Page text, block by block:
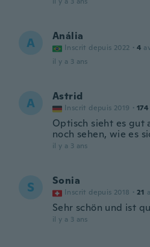
A Anália
Inscrit depuis 2022 · 4
il y a 3 ans
A Astrid
Inscrit depuis 2019 · 174
Optisch sieht es gut
noch sehen, wie es
il y a 3 ans
S Sonia
Inscrit depuis 2018 · 21
Sehr schön und ist
il y a 3 ans